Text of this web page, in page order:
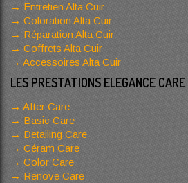
Entretien Alta Cuir
Coloration Alta Cuir
Réparation Alta Cuir
Coffrets Alta Cuir
Accessoires Alta Cuir
LES PRESTATIONS ELEGANCE CARE
After Care
Basic Care
Detailing Care
Céram Care
Color Care
Renove Care